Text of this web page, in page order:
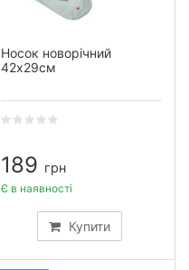
Носок новорічний
42х29см
189 грн
Купити
Є в наявності